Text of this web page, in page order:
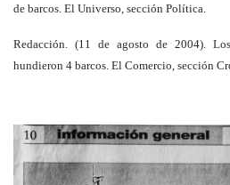
de barcos. El Universo, sección Política.
Redacción. (11 de agosto de 2004).
hundieron 4 barcos. El Comercio, sección